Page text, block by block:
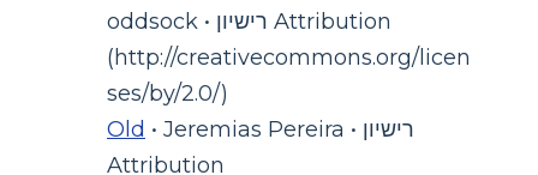
oddsock • רישיון Attribution
(http://creativecommons.org/licen
ses/by/2.0/)
Old • Jeremias Pereira • רישיון
Attribution